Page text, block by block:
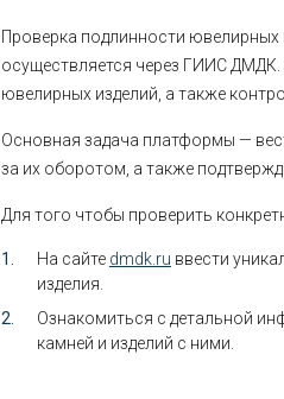
Проверка подлинности
осуществляется через ГИИС
ювелирных изделий, а также
Основная задача платформы —
за их оборотом, а также
Для того чтобы проверить
На сайте dmdk.ru ввести
изделия.
Ознакомиться с детальной
камней и изделий с ними.